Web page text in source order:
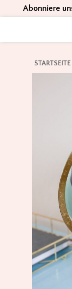
to
navigation
to
content
to
Abonniere
STARTSEITE